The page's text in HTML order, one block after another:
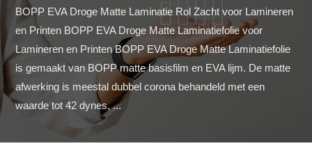
BOPP EVA Droge Matte Laminatie Rol Zacht voor Lamineren
en Printen BOPP EVA Droge Matte Laminatiefolie voor
Lamineren en Printen BOPP EVA Droge Matte Laminatiefolie
is gemaakt van BOPP matte basisfilm en EVA lijm. De matte
afwerking is meestal dubbel corona behandeld met een
waarde tot 42 dynes, ...